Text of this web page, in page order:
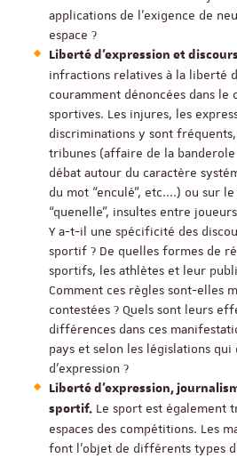
applications de l’exigence de
espace ?
Liberté d’expression et
infractions relatives à la liberté
couramment dénoncées dans le
sportives. Les injures, les
discriminations y sont
tribunes (affaire de la banderole
débat autour du caractère
du mot “enculé”, etc....) ou sur
“quenelle”, insultes entre
Y a-t-il une spécificité des
sportif ? De quelles formes de
sportifs, les athlètes et leur
Comment ces règles sont-elles
contestées ? Quels sont leurs
différences dans ces
pays et selon les législations
d’expression ?
Liberté d’expression,
sportif. Le sport est également
espaces des compétitions. Les
font l’objet de différents types